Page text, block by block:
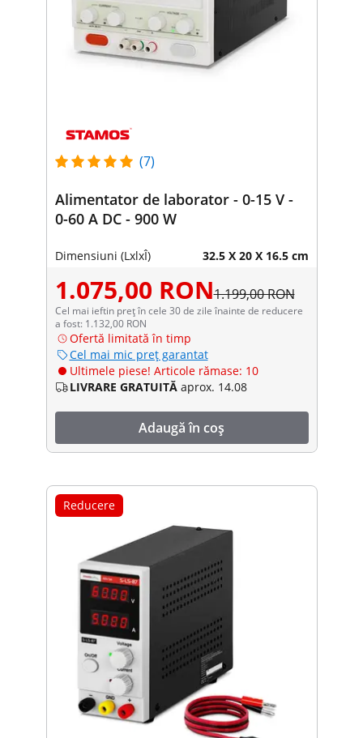
(7)
Alimentator de laborator - 0-15 V -
0-60 A DC - 900 W
Dimensiuni (LxlxÎ) 32.5 X 20 X 16.5 cm
1.075,00 RON1.199,00 RON
Cel mai ieftin preț în cele 30 de zile înainte de reducere
a fost: 1.132,00 RON
Ofertă limitată în timp
Cel mai mic preț garantat
Ultimele piese! Articole rămase: 10
LIVRARE GRATUITĂ aprox. 14.08
Adaugă în coș
Reducere